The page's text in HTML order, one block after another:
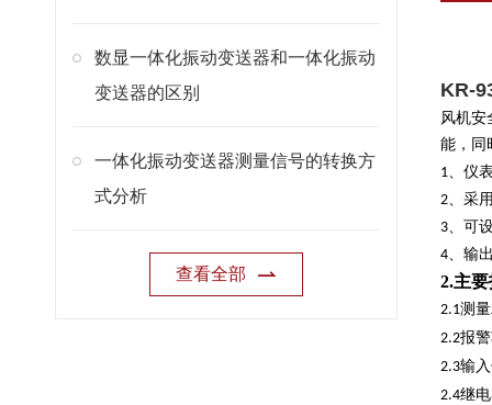
数显一体化振动变送器和一体化振动
变送器的区别
一体化振动变送器测量信号的转换方
式分析
查看全部
KR-
风机安
能，同
1、仪
2、采
3、可
4、输
2.主
2.1测
2.2报
2.3输
2.4继